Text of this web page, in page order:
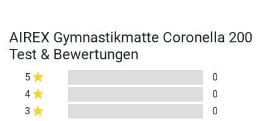
AIREX Gymnastikmatte Coronella 200
Test & Bewertungen
5
0
4
0
3
0